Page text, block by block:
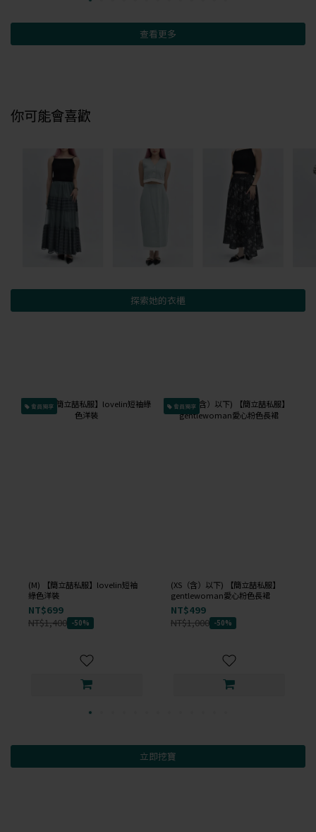
查看更多
你可能會喜歡
探索她的衣櫃
會員獨享
(M) 【簡立喆私服】lovelin短袖
綠色洋裝
NT$699
NT$1,400 -50%
會員獨享
(XS（含）以下) 【簡立喆私服】
gentlewoman愛心粉色長裙
NT$499
NT$1,000 -50%
立即挖寶